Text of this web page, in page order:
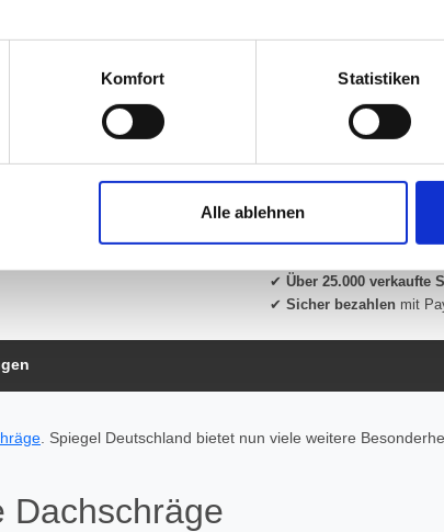
Datenschutz nachlesen. Über den Link "Cookies"
und Partner erfahren und die von Ihnen gewünschten
klicken, willigen Sie in die Verarbeitung Ihrer
Komfort Statistiken
Alle ablehnen
Beratung und Support:
Unsere Glas-Experten
Mo–Fr von 08:00–16:00
✔ Über 25.000 verkaufte
✔ Sicher bezahlen mit
. Spiegel Deutschland bietet nun viele weitere
Dachschräge